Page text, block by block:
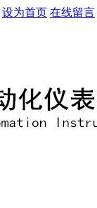
设为首页 在线留言